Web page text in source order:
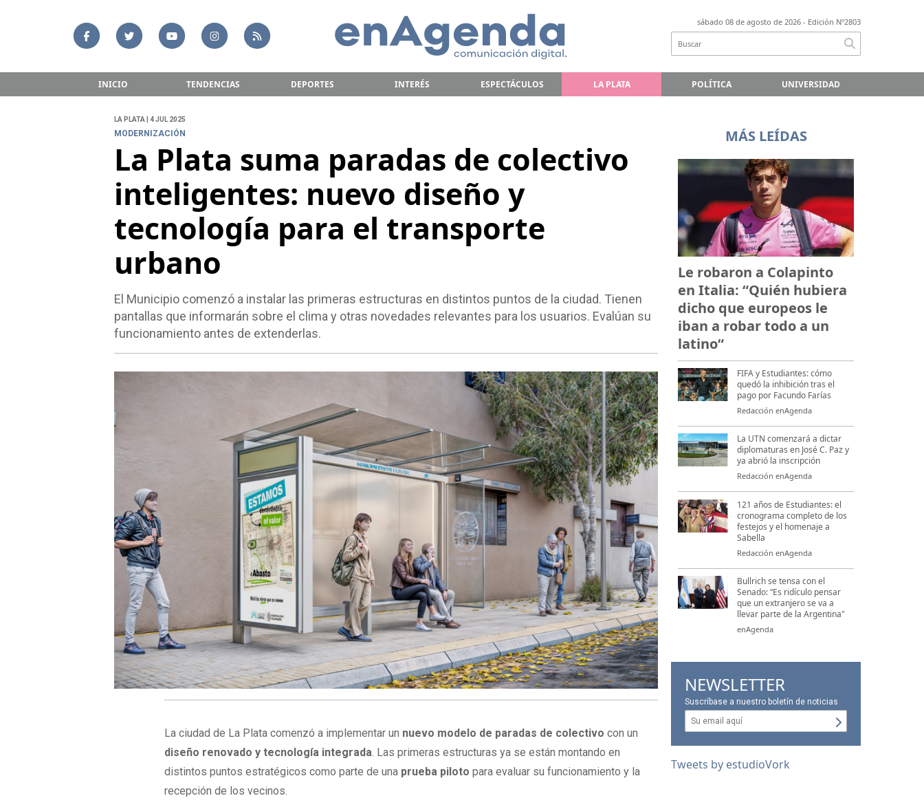
sábado 08 de agosto de 2026 - Edición Nº2803
INICIO TENDENCIAS DEPORTES INTERÉS ESPECTÁCULOS LA PLATA POLÍTICA UNIVERSIDAD
LA PLATA | 4 JUL 2025
MODERNIZACIÓN
La Plata suma paradas de colectivo
inteligentes: nuevo diseño y
tecnología para el transporte
urbano
El Municipio comenzó a instalar las primeras estructuras en distintos puntos de la ciudad. Tienen
pantallas que informarán sobre el clima y otras novedades relevantes para los usuarios. Evalúan su
funcionamiento antes de extenderlas.
La ciudad de La Plata comenzó a implementar un nuevo modelo de paradas de colectivo con un
diseño renovado y tecnología integrada. Las primeras estructuras ya se están montando en
distintos puntos estratégicos como parte de una prueba pilotopara evaluar su funcionamiento y la
recepción de los vecinos.
MÁS LEÍDAS
Le robaron a Colapinto
en Italia: “Quién hubiera
dicho que europeos le
iban a robar todo a un
latino“
FIFA y Estudiantes: cómo
quedó la inhibición tras el
pago por Facundo Farías
Redacción enAgenda
La UTN comenzará a dictar
diplomaturas en José C. Paz y
ya abrió la inscripción
Redacción enAgenda
121 años de Estudiantes: el
cronograma completo de los
festejos y el homenaje a
Sabella
Redacción enAgenda
Bullrich se tensa con el
Senado: “Es ridículo pensar
que un extranjero se va a
llevar parte de la Argentina"
enAgenda
NEWSLETTER
Suscríbase a nuestro boletín de noticias
Tweets by estudioVork